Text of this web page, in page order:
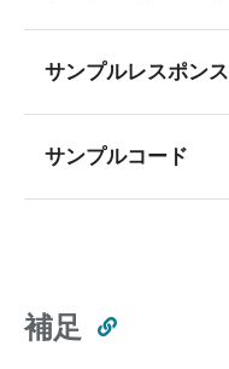
サンプルレスポンス
サンプルコード
補足